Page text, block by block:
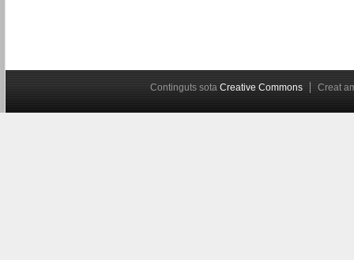
Continguts sota Creative Commons Creat